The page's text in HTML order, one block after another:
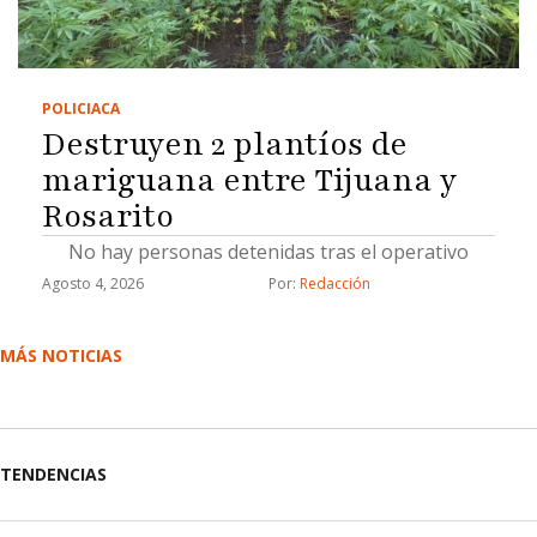
POLICIACA
Destruyen 2 plantíos de
mariguana entre Tijuana y
Rosarito
No hay personas detenidas tras el operativo
Agosto 4, 2026 Por: Redacción
MÁS NOTICIAS
TENDENCIAS